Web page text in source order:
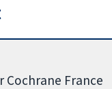
Cochrane France